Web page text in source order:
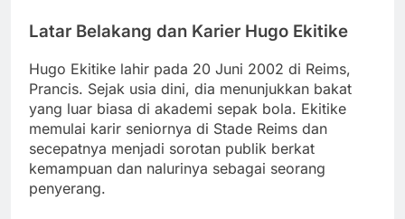
Latar Belakang dan Karier Hugo Ekitike
Hugo Ekitike lahir pada 20 Juni 2002 di Reims,
Prancis. Sejak usia dini, dia menunjukkan bakat
yang luar biasa di akademi sepak bola. Ekitike
memulai karir seniornya di Stade Reims dan
secepatnya menjadi sorotan publik berkat
kemampuan dan nalurinya sebagai seorang
penyerang.